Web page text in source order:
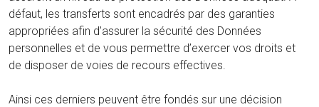
défaut, les transferts sont encadrés par des garanties
appropriées afin d’assurer la sécurité des Données
personnelles et de vous permettre d’exercer vos droits et
de disposer de voies de recours effectives.
Ainsi ces derniers peuvent être fondés sur une décision